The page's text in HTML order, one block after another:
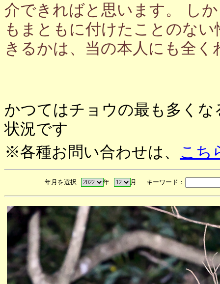
介できればと思います。 し
もまともに付けたことのな
きるかは、当の本人にも全く
かつてはチョウの最も多く
状況です
※各種お問い合わせは、 こち
年月を選択 年 月 キーワード：